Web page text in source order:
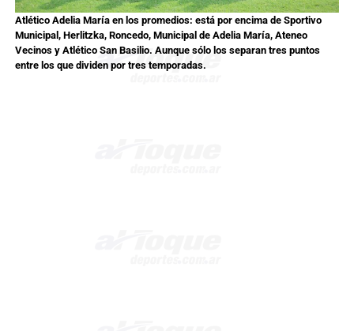
Atlético Adelia María en los promedios: está por encima de Sportivo
Municipal, Herlitzka, Roncedo, Municipal de Adelia María, Ateneo
Vecinos y Atlético San Basilio. Aunque sólo los separan tres puntos
entre los que dividen por tres temporadas.